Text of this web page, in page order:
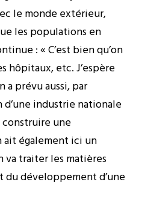
le monde extérieur,
les populations en
: « C’est bien qu’on
hôpitaux, etc. J’espère
a prévu aussi, par
industrie nationale
une
ait également ici un
va traiter les matières
du développement d’une